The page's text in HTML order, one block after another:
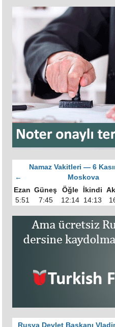
Namaz Vakitleri — 6
←
Moskova
Ezan Güneş Öğle İkindi
5:51
7:45 12:14 14:13
Rusya Devlet Başkanı